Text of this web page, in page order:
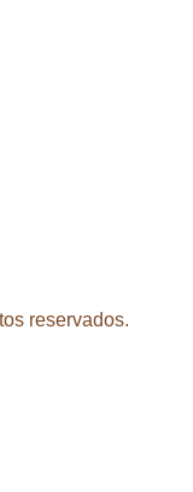
reservados.